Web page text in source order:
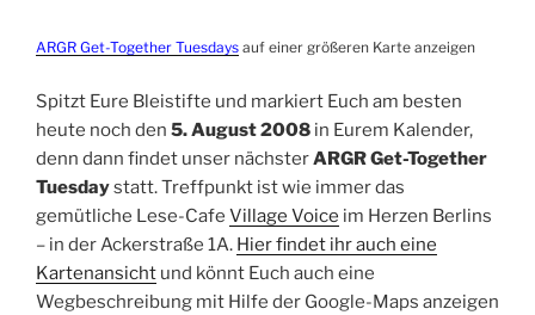
ARGR Get-Together Tuesdays auf einer größeren Karte anzeigen
Spitzt Eure Bleistifte und markiert Euch am besten
heute noch den 5. August 2008 in Eurem Kalender,
denn dann findet unser nächsterARGR Get-Together
Tuesdaystatt. Treffpunkt ist wie immer das
gemütliche Lese-Cafe Village Voice im Herzen Berlins
– in der Ackerstraße 1A. Hier findet ihr auch eine
Kartenansicht und könnt Euch auch eine
Wegbeschreibung mit Hilfe der Google-Maps anzeigen